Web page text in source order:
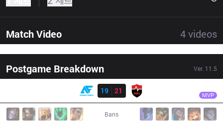
Match Video 4videos
Postgame Breakdown Ver. 11.5
19
21 MVP
Bans